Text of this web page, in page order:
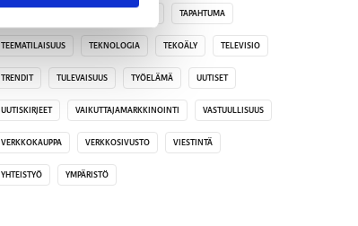
TAPAHTUMA
TEEMATILAISUUS TEKNOLOGIA TEKOÄLY TELEVISIO
TRENDIT TULEVAISUUS TYÖELÄMÄ UUTISET
UUTISKIRJEET VAIKUTTAJAMARKKINOINTI VASTUULLISUUS
VERKKOKAUPPA VERKKOSIVUSTO VIESTINTÄ
YHTEISTYÖ YMPÄRISTÖ